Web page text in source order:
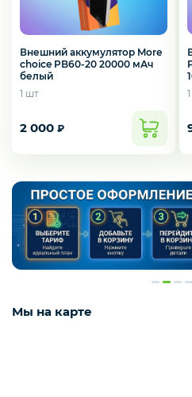
3D
Внешний аккумулятор More
choice PB60-20 20000 мАч
белый
1 шт
2 000 ₽
Мы на карте